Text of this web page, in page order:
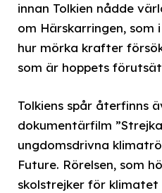
innan Tolkien nådde
om Härskarringen,
hur mörka krafter
som är hoppets
Tolkiens spår återfinns
dokumentärfilm
ungdomsdrivna
Future. Rörelsen, som
skolstrejker för